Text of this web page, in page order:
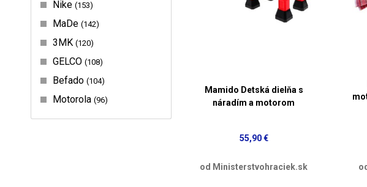
Nike 153
MaDe 142
3MK 120
GELCO 108
Befado 104
Motorola 96
Mamido Detská dielňa s
náradím a motorom
55,90 €
od Ministerstvohraciek.sk